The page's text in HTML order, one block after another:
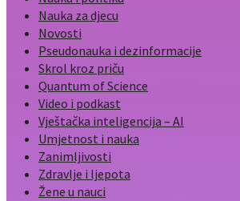
Nauka za djecu
Novosti
Pseudonauka i dezinformacije
Skrol kroz priču
Quantum of Science
Video i podkast
Vještačka inteligencija – AI
Umjetnost i nauka
Zanimljivosti
Zdravlje i ljepota
Žene u nauci